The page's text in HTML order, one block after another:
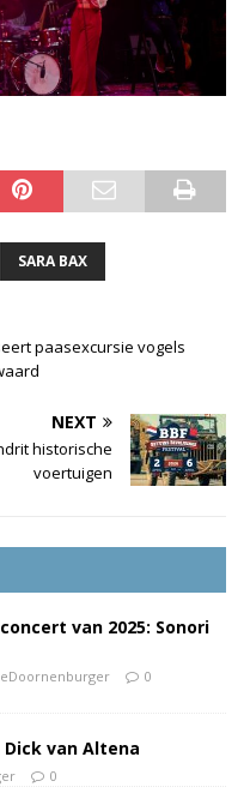
SARA BAX
paasexcursie vogels
NEXT
historische
voertuigen
van 2025: Sonori
0
van Altena
0